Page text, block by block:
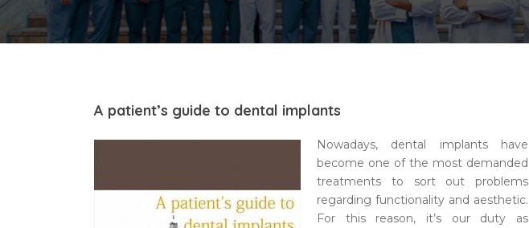
A patient’s guide to dental implants
Nowadays, dental implants have
become one of the most demanded
treatments to sort out problems
regarding functionality and aesthetic.
For this reason, it’s our duty as